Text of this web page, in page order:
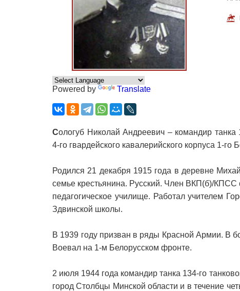
Powered by Translate
Сологуб Николай Андреевич – командир танка
4-го гвардейского кавалерийского корпуса 1-го
Родился 21 декабря 1915 года в деревне
семье крестьянина. Русский. Член ВКП(б)/
педагогическое училище. Работал учителем
Здвинской школы.
В 1939 году призван в ряды Красной Армии. В
Воевал на 1-м Белорусском фронте.
2 июля 1944 года командир танка 134-го
город Столбцы Минской области и в течение